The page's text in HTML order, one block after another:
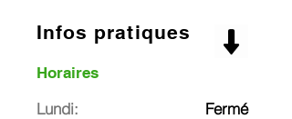
Infos pratiques
Horaires
Lundi:
Fermé